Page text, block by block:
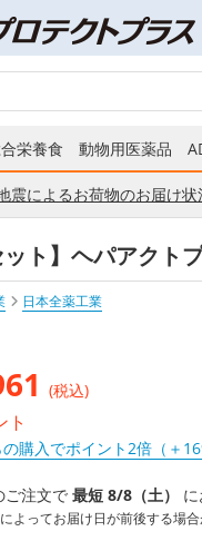
栄養食 動物用医薬品
震によるお荷物のお届け状
ット】ヘパアクト
日本全薬工業
(税込)
ト
購入でポイント2倍（＋
ご注文で 最短 8/8（土）
よってお届け日が前後する場合